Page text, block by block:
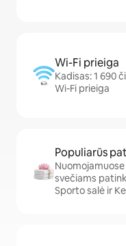
Wi-Fi prieiga
Kadisas: 1 690
Wi-Fi prieiga
Populiarūs
svečiams
Sporto salė ir